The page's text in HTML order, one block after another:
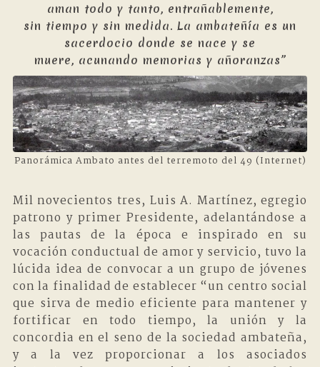
aman todo y tanto, entrañablemente,
sin tiempo y sin medida. La ambateñía es un
sacerdocio donde se nace y se
muere, acunando memorias y añoranzas”
Panorámica Ambato antes del terremoto del 49 (Internet)
Mil novecientos tres, Luis A. Martínez, egregio
patrono y primer Presidente, adelantándose a
las pautas de la época e inspirado en su
vocación conductual de amor y servicio, tuvo la
lúcida idea de convocar a un grupo de jóvenes
con la finalidad de establecer “un centro social
que sirva de medio eficiente para mantener y
fortificar en todo tiempo, la unión y la
concordia en el seno de la sociedad ambateña,
y a la vez proporcionar a los asociados